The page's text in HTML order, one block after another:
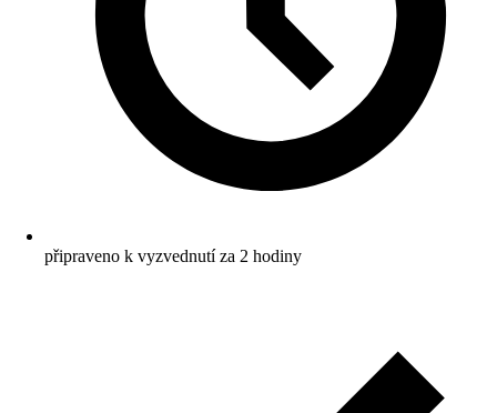
připraveno k vyzvednutí za 2 hodiny